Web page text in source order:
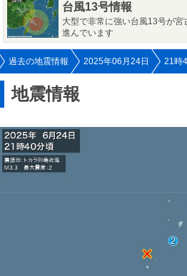
台風13号情報
大型で非常に強い台風13号が
進んでいます
過去の地震情報 2025年06月24日 21時
地震情報